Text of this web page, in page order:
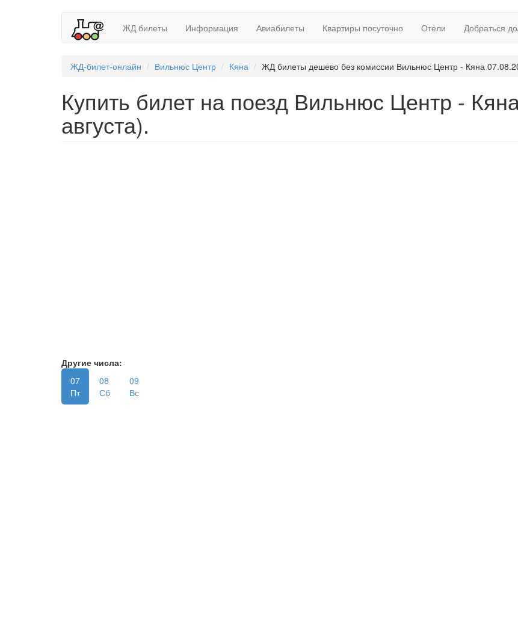
ЖД билеты Информация Авиабилеты Квартиры посуточно Отели Добраться
ЖД-билет-онлайн Вильнюс Центр Кяна ЖД билеты дешево без комиссии Вильнюс Центр - Кяна
Купить билет на поезд Вильнюс Центр -
августа).
Другие числа:
07
Пт
08
Сб
09
Вс